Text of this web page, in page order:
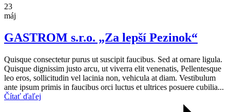
23
máj
GASTROM s.r.o. „Za lepší Pezinok“
Quisque consectetur purus ut suscipit faucibus. Sed at ornare ligula.
Quisque dignissim justo arcu, ut viverra elit venenatis, Pellentesque
leo eros, sollicitudin vel lacinia non, vehicula at diam. Vestibulum
ante ipsum primis in faucibus orci luctus et ultrices posuere cubilia...
Čítať ďaľej